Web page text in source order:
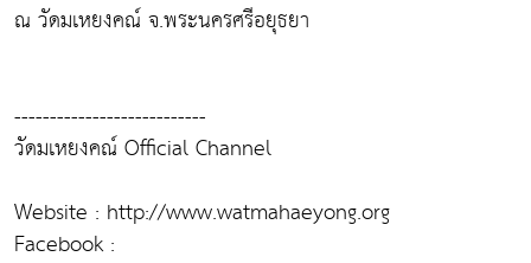
ณ วัดมเหยงคณ์ จ.พระนครศรีอยุธยา
---------------------------
วัดมเหยงคณ์ Official Channel
Website : http://www.watmahaeyong.org​
Facebook :